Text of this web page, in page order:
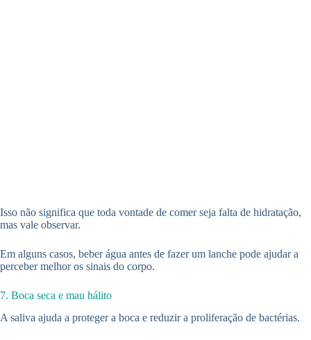
Isso não significa que toda vontade de comer seja falta de hidratação,
mas vale observar.
Em alguns casos, beber água antes de fazer um lanche pode ajudar a
perceber melhor os sinais do corpo.
7. Boca seca e mau hálito
A saliva ajuda a proteger a boca e reduzir a proliferação de bactérias.